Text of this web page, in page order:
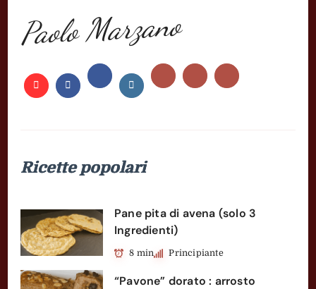
Paolo Marzano
Ricette popolari
Pane pita di avena (solo 3
Ingredienti)
8 min Principiante
“Pavone” dorato : arrosto